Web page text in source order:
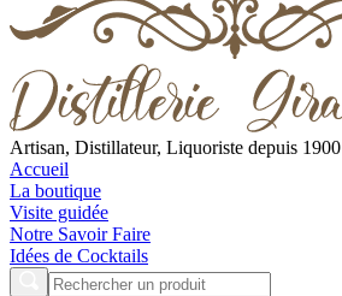
Artisan, Distillateur, Liquoriste depuis 1900
Accueil
La boutique
Visite guidée
Notre Savoir Faire
Idées de Cocktails